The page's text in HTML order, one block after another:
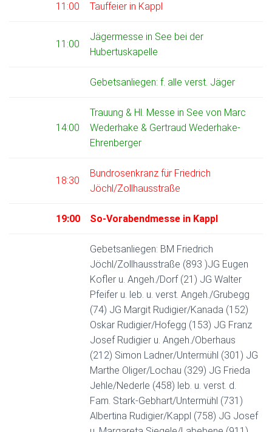
11:00 Tauffeier in Kappl
11:00
Jägermesse in See bei der
Hubertuskapelle
Gebetsanliegen: f. alle verst. Jäger
14:00
Trauung & Hl. Messe in See von Marc
Wederhake & Gertraud Wederhake-
Ehrenberger
18:30
Bundrosenkranz für Friedrich
Jöchl/Zollhausstraße
19:00 So-Vorabendmesse in Kappl
Gebetsanliegen: BM Friedrich
Jöchl/Zollhausstraße (893 )JG Eugen
Kofler u. Angeh./Dorf (21) JG Walter
Pfeifer u. leb. u. verst. Angeh./Grubegg
(74) JG Margit Rudigier/Kanada (152)
Oskar Rudigier/Hofegg (153) JG Franz
Josef Rudigier u. Angeh./Oberhaus
(212) Simon Ladner/Untermühl (301) JG
Marthe Oliger/Lochau (329) JG Frieda
Jehle/Nederle (458) leb. u. verst. d.
Fam. Stark-Gebhart/Untermühl (731)
Albertina Rudigier/Kappl (758) JG Josef